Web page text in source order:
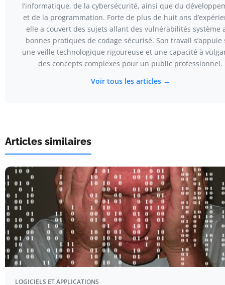
l’informatique, de la cybersécurité, ainsi que du
et de la programmation. Forte de plus de huit ans
elle a couvert des sujets allant des vulnérabilités système
bonnes pratiques de codage sécurisé. Son travail s’appuie
une veille technologique rigoureuse et une capacité à
des concepts complexes pour un public professionnel.
Voir tous les articles →
Articles similaires
LOGICIELS ET APPLICATIONS